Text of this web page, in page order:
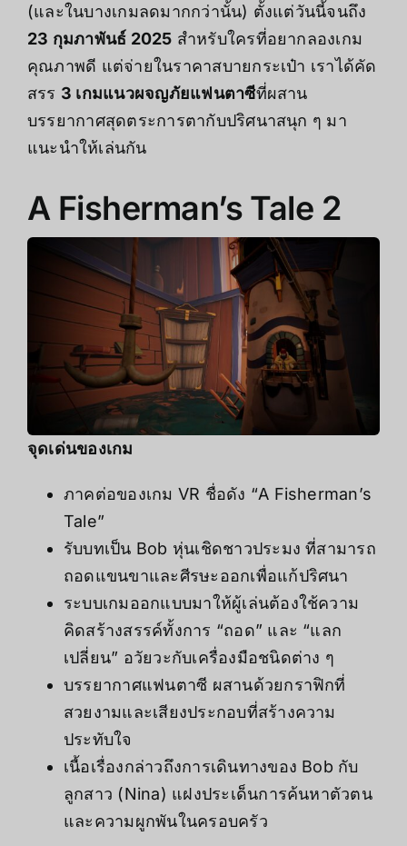
(และในบางเกมลดมากกว่านั้น) ตั้งแต่วันนี้จนถึง
23 กุมภาพันธ์ 2025 สำหรับใครที่อยากลองเกม
คุณภาพดี แต่จ่ายในราคาสบายกระเป๋า เราได้คัด
สรร 3 เกมแนวผจญภัยแฟนตาซีที่ผสาน
บรรยากาศสุดตระการตากับปริศนาสนุก ๆ มา
แนะนำให้เล่นกัน
A Fisherman’s Tale 2
จุดเด่นของเกม
ภาคต่อของเกม VR ชื่อดัง “A Fisherman’s
Tale”
รับบทเป็น Bob หุ่นเชิดชาวประมง ที่สามารถ
ถอดแขนขาและศีรษะออกเพื่อแก้ปริศนา
ระบบเกมออกแบบมาให้ผู้เล่นต้องใช้ความ
คิดสร้างสรรค์ทั้งการ “ถอด” และ “แลก
เปลี่ยน” อวัยวะกับเครื่องมือชนิดต่าง ๆ
บรรยากาศแฟนตาซี ผสานด้วยกราฟิกที่
สวยงามและเสียงประกอบที่สร้างความ
ประทับใจ
เนื้อเรื่องกล่าวถึงการเดินทางของ Bob กับ
ลูกสาว (Nina) แฝงประเด็นการค้นหาตัวตน
และความผูกพันในครอบครัว